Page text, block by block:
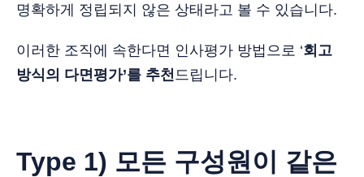
명확하게 정립되지 않은 상태라고 볼 수 있습니다.
이러한 조직에 속한다면 인사평가 방법으로 ‘회고
방식의 다면평가’를 추천 드립니다.
Type 1) 모든 구성원이 같은